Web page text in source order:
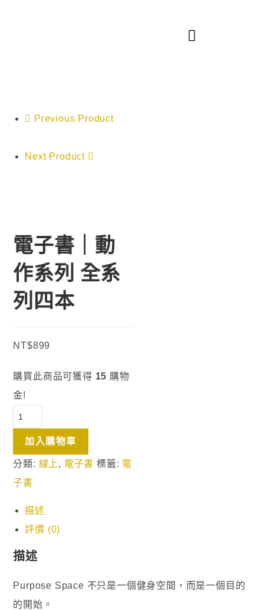
Previous Product
Next Product
電子書｜動
作系列 全系
列四本
NT$899
購買此商品可獲得 15 購物
金!
加入購物車
分類: 線上 , 電子書 標籤: 電
子書
描述
評價 (0)
描述
Purpose Space 不只是一個健身空間，而是一個目的
的開始。